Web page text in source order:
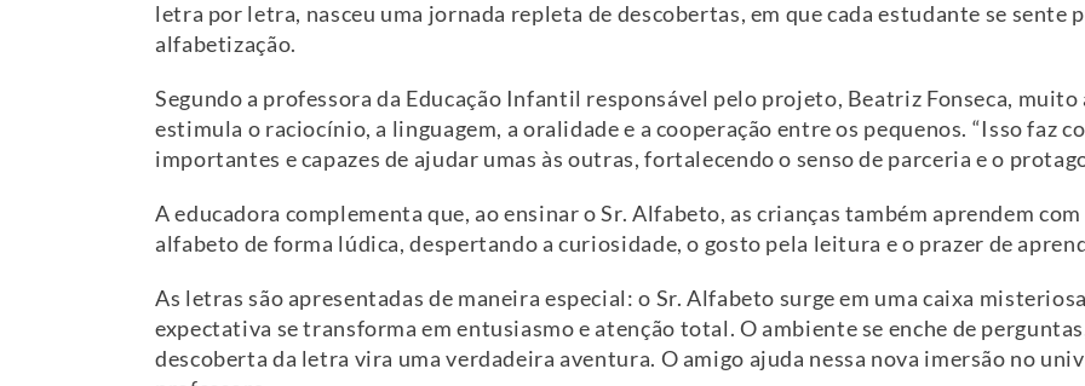
letra por letra, nasceu uma jornada repleta de descobertas, em que cada estudante se sente
alfabetização.
Segundo a professora da Educação Infantil responsável pelo projeto, Beatriz Fonseca,
estimula o raciocínio, a linguagem, a oralidade e a cooperação entre os pequenos. “Isso faz
importantes e capazes de ajudar umas às outras, fortalecendo o senso de parceria e o
A educadora complementa que, ao ensinar o Sr. Alfabeto, as crianças também aprendem
alfabeto de forma lúdica, despertando a curiosidade, o gosto pela leitura e o prazer de
As letras são apresentadas de maneira especial: o Sr. Alfabeto surge em uma caixa
expectativa se transforma em entusiasmo e atenção total. O ambiente se enche de
descoberta da letra vira uma verdadeira aventura. O amigo ajuda nessa nova imersão no